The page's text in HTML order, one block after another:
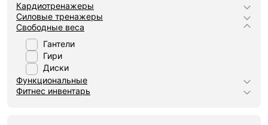
Кардиотренажеры
Силовые тренажеры
Свободные веса
Гантели
Гири
Диски
Функциональные
Фитнес инвентарь